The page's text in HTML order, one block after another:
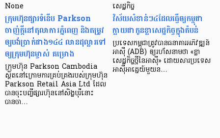
None
ក្រុមហ៊ុនផ្សារទំនើប Parkson
ចាញ់ក្ដីនៅតុលាការភ្នំពេញ និងតម្រូវ
ឲ្យបង់ប្រាក់ជាង១៤៤ លានដុល្លារទៅ
ឲ្យក្រុមហ៊ុនម្ចាស់ គម្រោង
ក្រុមហ៊ុន Parkson Cambodia
ស្ថិតនៅក្រោមការគ្រប់គ្រងរបស់ក្រុមហ៊ុន
Parkson Retail Asia Ltd ដែល
បានចុះបញ្ចីផ្សារហ៊ុននៅសិង្ហបុរីនោះ
បានចា…
សេដ្ឋកិច្ច​
វិស័យ​សំខាន់ៗ​៤​ដែល​ធ្វើ​ឲ្យ​កម្ពុជា​
ក្លាយ​ជា​កូន​ខ្លា​សេដ្ឋកិច្ច​ក្នុង​តំបន់
ប្រទេស​កម្ពុជា​ត្រូវ​បាន​ធនាគារ​អភិវឌ្ឍន៍​
អាស៊ី (ADB) ឲ្យ​រហ័ស​នាមថា «ខ្លា​
សេដ្ឋកិច្ច​ថ្មី​នៃ​អាស៊ី» ដោយសារ​ប្រទេស​
អាស៊ី​អាគ្នេយ៍​មួយ​ន…